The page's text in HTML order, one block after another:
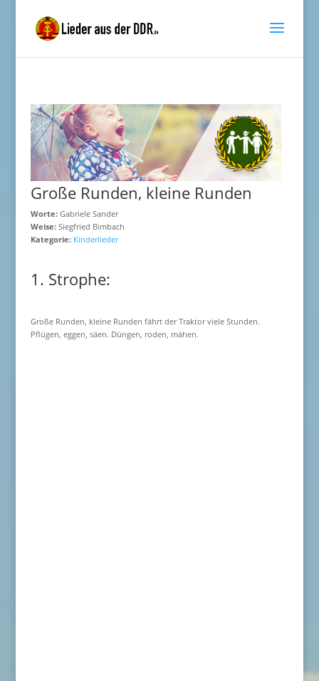
Große Runden, kleine Runden
Worte:Gabriele Sander
Weise:Siegfried Bimbach
Kategorie: Kinderlieder
1. Strophe:
Große Runden, kleine Runden fährt der Traktor viele Stunden.
Pflügen, eggen, säen. Düngen, roden, mähen.